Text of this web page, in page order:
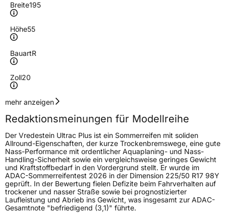
Breite195
Höhe55
BauartR
Zoll20
Geschwindigkeitsindex
Höchstgeschwindigkeit
210 km/h
Lastindex95
Höchstlast690 kg
Gewicht (in kg)9,994 kg
Generelle Merkmale
mehr anzeigen
Redaktionsmeinungen für Modellreihe
Der Vredestein Ultrac Plus ist ein Sommerreifen mit soliden
Allround-Eigenschaften, der kurze Trockenbremswege, eine gute
Nass-Performance mit ordentlicher Aquaplaning- und Nass-
Handling-Sicherheit sowie ein vergleichsweise geringes Gewicht
und Kraftstoffbedarf in den Vordergrund stellt. Er wurde im
ADAC-Sommerreifentest 2026 in der Dimension 225/50 R17 98Y
geprüft. In der Bewertung fielen Defizite beim Fahrverhalten auf
trockener und nasser Straße sowie bei prognostizierter
Laufleistung und Abrieb ins Gewicht, was insgesamt zur ADAC-
Gesamtnote "befriedigend (3,1)" führte.